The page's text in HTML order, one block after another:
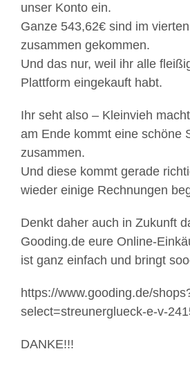
unser Konto ein.
Ganze 543,62€ sind im
zusammen gekommen.
Und das nur, weil ihr alle
Plattform eingekauft habt.
Ihr seht also – Kleinvieh
am Ende kommt eine schöne
zusammen.
Und diese kommt gerade
wieder einige Rechnungen
Denkt daher auch in Zukunft
Gooding.de eure Online-
ist ganz einfach und bringt
https://www.gooding.de/
select=streunerglueck-e-v-
DANKE!!!